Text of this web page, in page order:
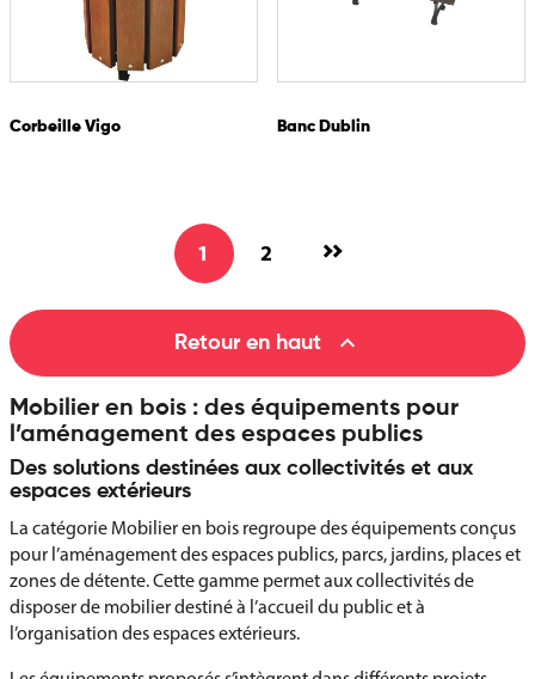
Corbeille Vigo Banc Dublin
1 2
Retour en haut 
Mobilier en bois : des équipements pour
l’aménagement des espaces publics
Des solutions destinées aux collectivités et aux
espaces extérieurs
La catégorie Mobilier en bois regroupe des équipements conçus
pour l’aménagement des espaces publics, parcs, jardins, places et
zones de détente. Cette gamme permet aux collectivités de
disposer de mobilier destiné à l’accueil du public et à
l’organisation des espaces extérieurs.